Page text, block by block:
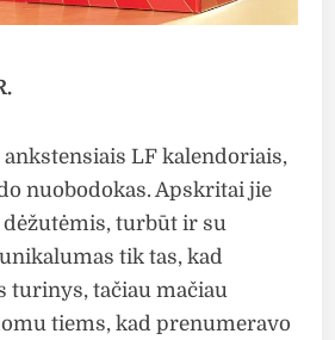
LF kalendoriais,
nuobodokas. Apskritai jie
turbūt ir su
tik tas, kad
turinys, tačiau mačiau
tiems, kad prenumeravo